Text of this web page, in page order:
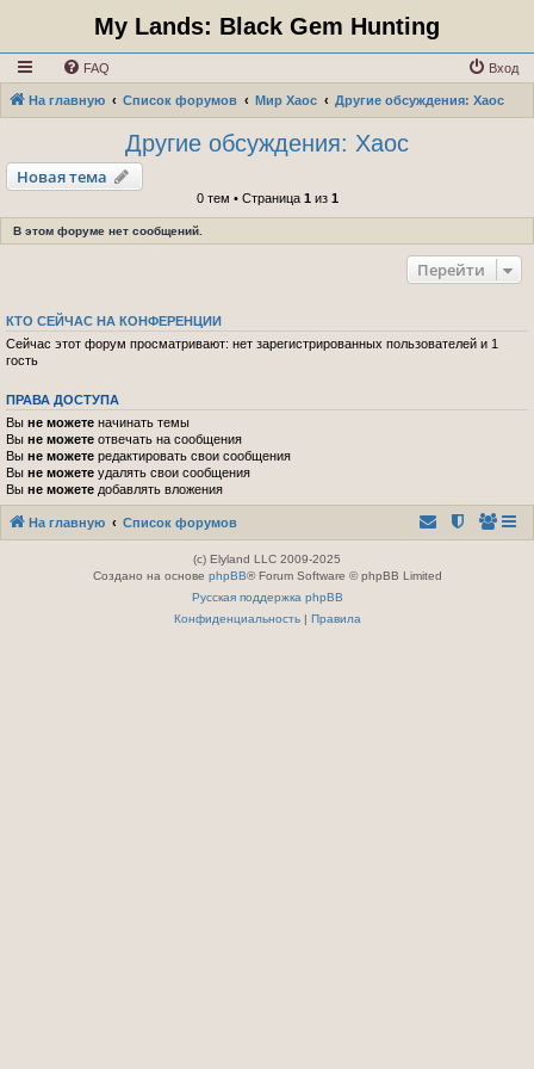
My Lands: Black Gem Hunting
FAQ Вход
На главную Список форумов Мир Хаос Другие обсуждения: Хаос
Другие обсуждения: Хаос
Новая тема
0 тем • Страница 1из 1
В этом форуме нет сообщений.
Перейти
КТО СЕЙЧАС НА КОНФЕРЕНЦИИ
Сейчас этот форум просматривают: нет зарегистрированных пользователей и 1
гость
ПРАВА ДОСТУПА
Вы не можете начинать темы
Вы не можете отвечать на сообщения
Вы не можете редактировать свои сообщения
Вы не можете удалять свои сообщения
Вы не можете добавлять вложения
На главную Список форумов
(c) Elyland LLC 2009-2025
Создано на основе phpBB® Forum Software © phpBB Limited
Русская поддержка phpBB
Конфиденциальность| Правила